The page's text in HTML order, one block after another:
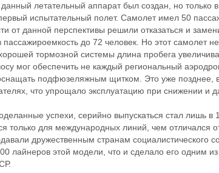
летательный аппарат был создан, но только
испытательный полет. Самолет имел 50
от данной перспективы решили отказаться и
до 72 человек. Но этот самолет
тормозной системы длина пробега
мог обеспечить не каждый региональный
подфюзеляжным щитком. Это уже позднее,
что упрощало эксплуатацию при снижении и
успехи, серийно выпускаться стал лишь в
только для международных линий, чем отличался
дружественным странам социалистического
лайнеров этой модели, что и сделало его одним